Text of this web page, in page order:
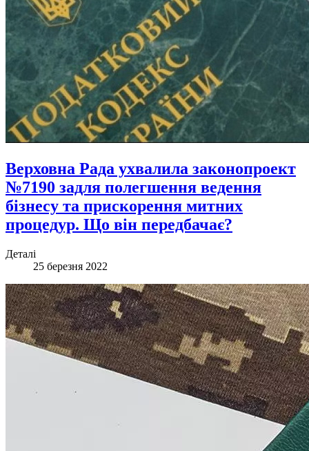
Верховна Рада ухвалила законопроект
№7190 задля полегшення ведення
бізнесу та прискорення митних
процедур. Що він передбачає?
Деталі
25 березня 2022